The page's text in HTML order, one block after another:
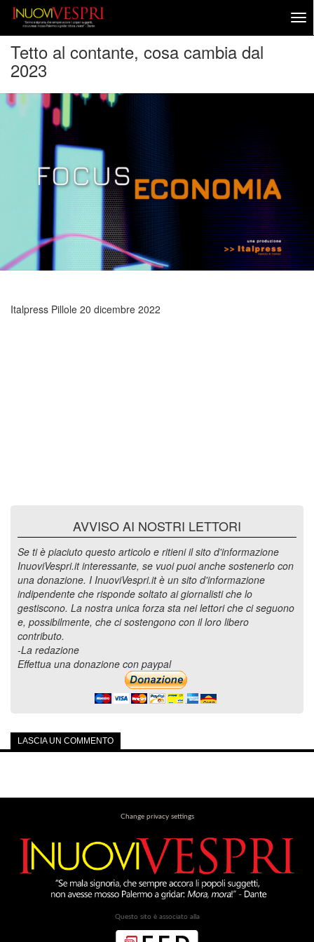
Tetto al contante, cosa cambia dal
2023
Italpress Pillole 20 dicembre 2022
AVVISO AI NOSTRI LETTORI
Se ti è piaciuto questo articolo e ritieni il sito d'informazione
InuoviVespri.it interessante, se vuoi puoi anche sostenerlo con
una donazione. I InuoviVespri.it è un sito d'informazione
indipendente che risponde soltato ai giornalisti che lo
gestiscono. La nostra unica forza sta nei lettori che ci seguono
e, possibilmente, che ci sostengono con il loro libero
contributo.
-La redazione
Effettua una donazione con paypal
LASCIA UN COMMENTO
Change privacy settings
Questo sito è associato alla